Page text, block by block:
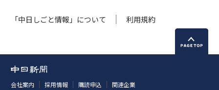
「中日しごと情報」について 利用規約
会社案内 採用情報 購読申込 関連企業